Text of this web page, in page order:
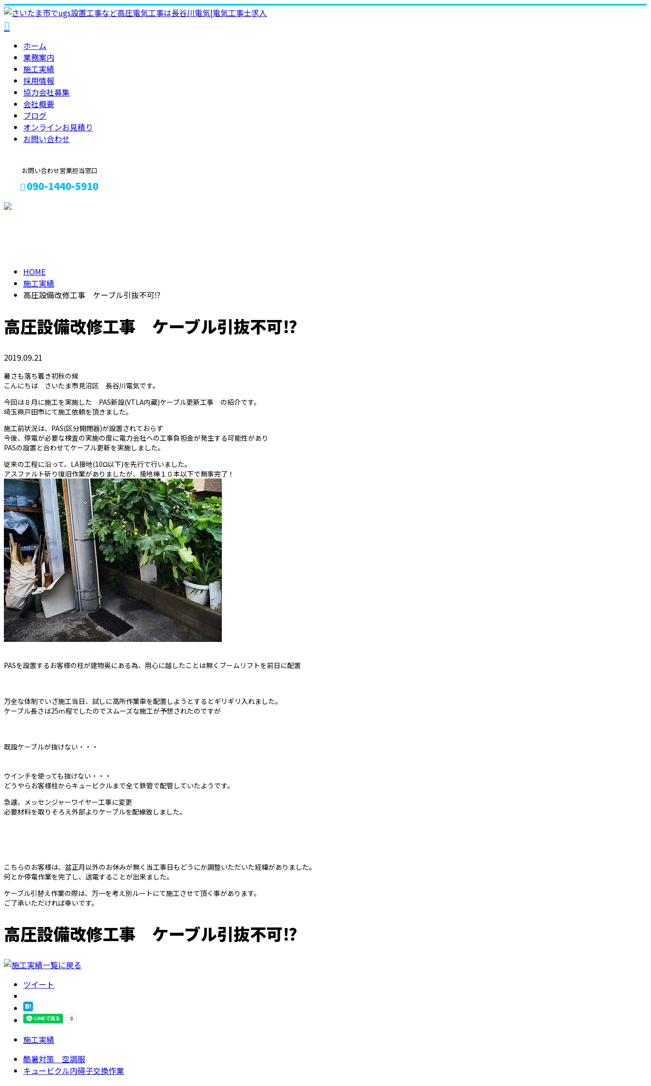
ホーム
業務案内
施工実績
採用情報
協力会社募集
会社概要
ブログ
オンラインお見積り
お問い合わせ
お問い合わせ営業担当窓口
090-1440-5910
HOME
施工実績
高圧設備改修工事 ケーブル引抜不可⁉
高圧設備改修工事 ケーブル引抜不可⁉
2019.09.21
暑さも落ち着き初秋の候
こんにちは さいたま市見沼区 長谷川電気です。
今回は８月に施工を実施した PAS新設(VTLA内蔵)ケーブル更新工事 の紹介です。
埼玉県戸田市にて施工依頼を頂きました。
施工前状況は、PAS(区分開閉器)が設置されておらず
今後、停電が必要な検査の実施の度に電力会社への工事負担金が発生する可能性があり
PASの設置と合わせてケーブル更新を実施しました。
従来の工程に沿って、LA接地(10Ω以下)を先行で行いました。
アスファルト斫り復旧作業がありましたが、接地棒１０本以下で無事完了！
PASを設置するお客様の柱が建物奥にある為、用心に越したことは無くブームリフトを前日に配置
万全な体制でいざ施工当日、試しに高所作業車を配置しようとするとギリギリ入れました。
ケーブル長さは25ｍ程でしたのでスムーズな施工が予想されたのですが
既設ケーブルが抜けない・・・
ウインチを使っても抜けない・・・
どうやらお客様柱からキュービクルまで全て鉄管で配管していたようです。
急遽、メッセンジャーワイヤー工事に変更
必要材料を取りそろえ外部よりケーブルを配線致しました。
こちらのお客様は、盆正月以外のお休みが無く当工事日もどうにか調整いただいた経緯がありました。
何とか停電作業を完了し、送電することが出来ました。
ケーブル引替え作業の際は、万一を考え別ルートにて施工させて頂く事があります。
ご了承いただければ幸いです。
高圧設備改修工事 ケーブル引抜不可⁉
ツイート
施工実績
酷暑対策 空調服
キュービクル内碍子交換作業